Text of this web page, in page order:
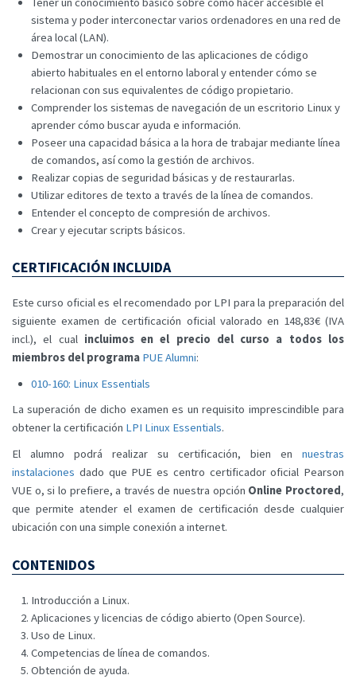
sistema y poder interconectar varios ordenadores en una red de
área local (LAN).
Demostrar un conocimiento de las aplicaciones de código
abierto habituales en el entorno laboral y entender cómo se
relacionan con sus equivalentes de código propietario.
Comprender los sistemas de navegación de un escritorio Linux y
aprender cómo buscar ayuda e información.
Poseer una capacidad básica a la hora de trabajar mediante línea
de comandos, así como la gestión de archivos.
Realizar copias de seguridad básicas y de restaurarlas.
Utilizar editores de texto a través de la línea de comandos.
Entender el concepto de compresión de archivos.
Crear y ejecutar scripts básicos.
CERTIFICACIÓN INCLUIDA
Este curso oficial es el recomendado por LPI para la preparación del
siguiente examen de certificación oficial valorado en 148,83€ (IVA
incl.), el cual incluimos en el precio del curso a todos los
miembros del programa PUE Alumni:
010-160: Linux Essentials
La superación de dicho examen es un requisito imprescindible para
obtener la certificación LPI Linux Essentials.
El alumno podrá realizar su certificación, bien en nuestras
instalaciones dado que PUE es centro certificador oficial Pearson
VUE o, si lo prefiere, a través de nuestra opción Online Proctored,
que permite atender el examen de certificación desde cualquier
ubicación con una simple conexión a internet.
CONTENIDOS
Introducción a Linux.
Aplicaciones y licencias de código abierto (Open Source).
Uso de Linux.
Competencias de línea de comandos.
Obtención de ayuda.